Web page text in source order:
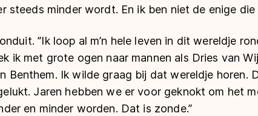
steeds minder wordt. En ik ben niet de enige die
’’Ik loop al m’n hele leven in dit wereldje
ik met grote ogen naar mannen als Dries van
Benthem. Ik wilde graag bij dat wereldje horen.
Jaren hebben we er voor geknokt om het
en minder worden. Dat is zonde.’’